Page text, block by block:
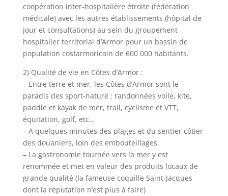
coopération inter-hospitalière étroite (fédération
médicale) avec les autres établissements (hôpital de
jour et consultations) au sein du groupement
hospitalier territorial d’Armor pour un bassin de
population costarmoricain de 600 000 habitants.
2) Qualité de vie en Côtes d’Armor :
– Entre terre et mer, les Côtes d’Armor sont le
paradis des sport-nature : randonnées voile, kite,
paddle et kayak de mer, trail, cyclisme et VTT,
équitation, golf, etc…
– A quelques minutes des plages et du sentier côtier
des douaniers, loin des embouteillages
– La gastronomie tournée vers la mer y est
renommée et met en valeur des produits locaux de
grande qualité (la fameuse coquille Saint-Jacques
dont la réputation n’est plus à faire)